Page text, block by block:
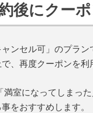
後にクー
ンセル可」のプラ
、再度クーポンを利
満室になってしまっ
をおすすめします。